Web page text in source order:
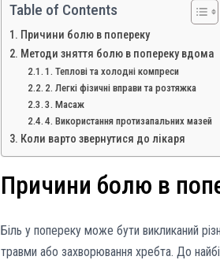
Table of Contents
Причини болю в попереку
Методи зняття болю в попереку вдома
1. Теплові та холодні компреси
2. Легкі фізичні вправи та розтяжка
3. Масаж
4. Використання протизапальних мазей
Коли варто звернутися до лікаря
Причини болю в
Біль у попереку може бути викликаний
травми або захворювання хребта. До